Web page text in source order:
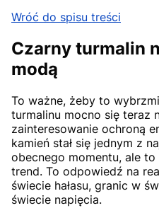
Wróć do spisu treści
Czarny turmalin
modą
To ważne, żeby to
turmalinu mocno się teraz
zainteresowanie ochroną
kamień stał się jednym z
obecnego momentu, ale
trend. To odpowiedź na
świecie hałasu, granic w
świecie napięcia.